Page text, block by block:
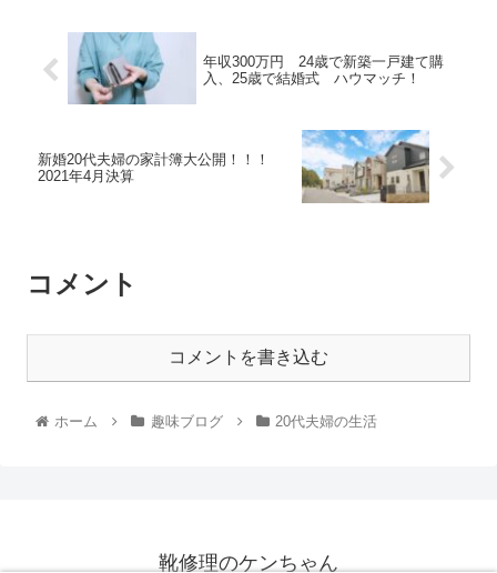
年収300万円 24歳で新築一戸建て購
入、25歳で結婚式 ハウマッチ！
新婚20代夫婦の家計簿大公開！！！
2021年4月決算
コメント
コメントを書き込む
ホーム 趣味ブログ 20代夫婦の生活
靴修理のケンちゃん